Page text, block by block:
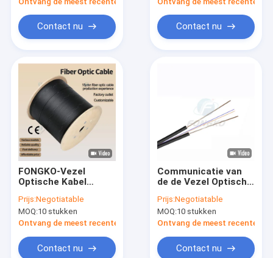
Contact nu Contact nu
FONGKO-Vezel
Optische Kabel
1km per de Daling van
Meteradss Ftth
Prijs:Negotiatable
MOQ:10 stukken
Ontvang de meest recente Prijs
Contact nu
Communicatie van
de de Vezel Optische
Lszh Enige Kern
FTTH Binnenvlecht
Prijs:Negotiatable
MOQ:10 stukken
Ontvang de meest recente
Contact nu